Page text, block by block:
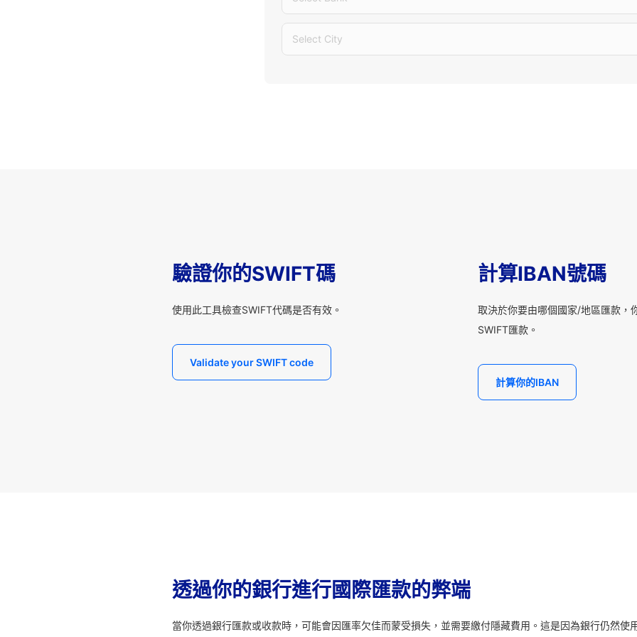
Select City
驗證你的SWIFT碼
使用此工具檢查SWIFT代碼是否有效。
Validate your SWIFT code
計算IBAN號碼
取決於你要由哪個國家/地區匯款，
SWIFT匯款。
計算你的IBAN
透過你的銀行進行國際匯款的弊端
當你透過銀行匯款或收款時，可能會因匯率欠佳而蒙受損失，並需要繳付隱藏費用。這是因為銀行仍然使